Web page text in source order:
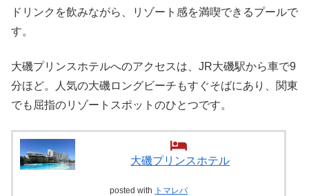
ドリンクを飲みながら、リゾート感を満喫できるプールで
す。
大磯プリンスホテルへのアクセスは、JR大磯駅から車で9
分ほど。人気の大磯ロングビーチもすぐそばにあり、関東
でも屈指のリゾートスポットのひとつです。
大磯プリンスホテル
posted with トマレバ